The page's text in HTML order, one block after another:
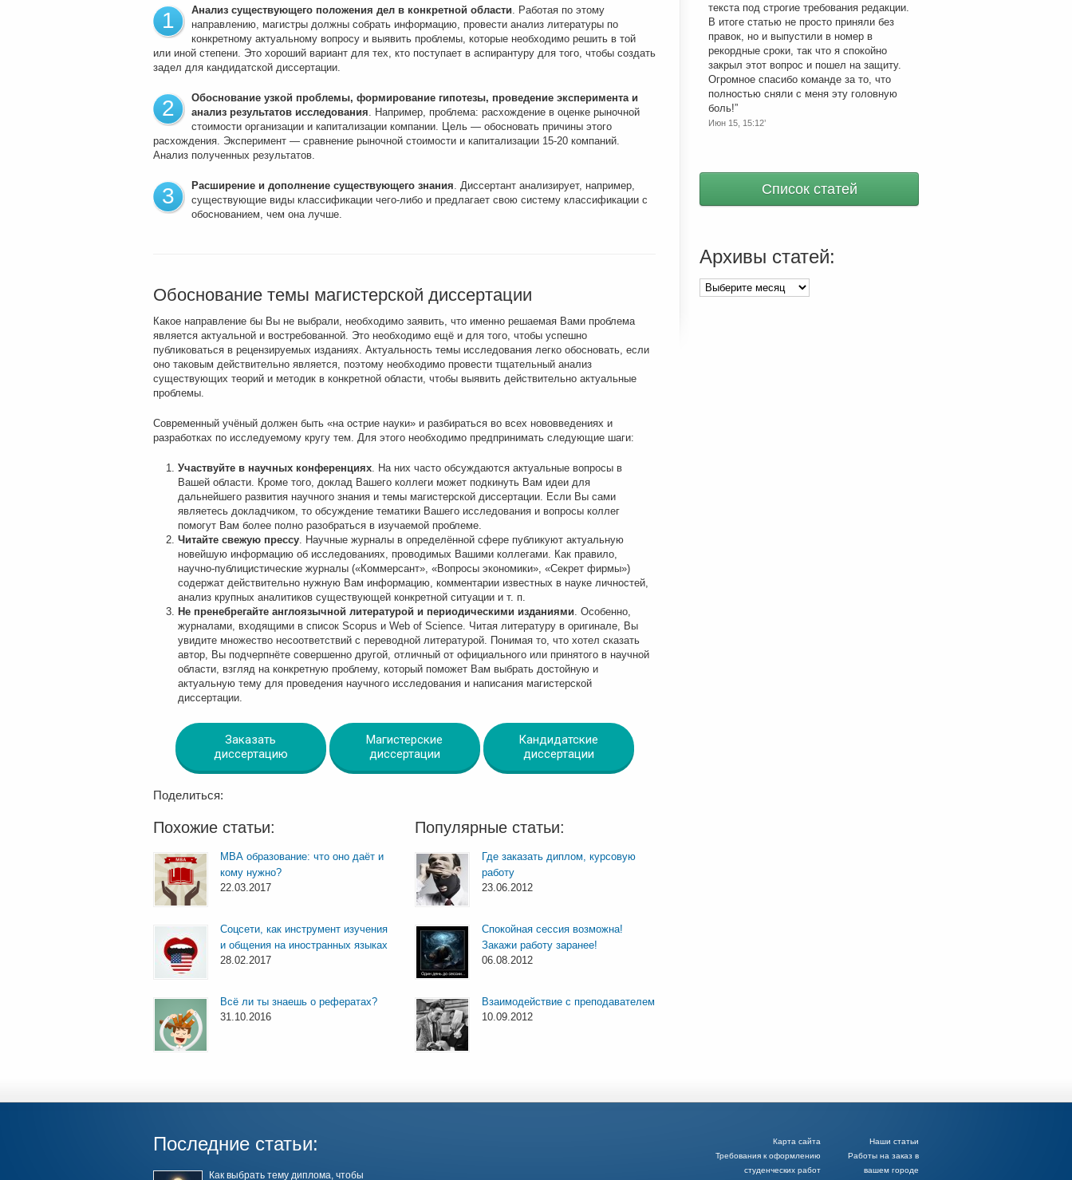
1 Анализ существующего положения дел в конкретной области . Работая по этому
направлению, магистры должны собрать информацию, провести анализ литературы по
конкретному актуальному вопросу и выявить проблемы, которые необходимо решить в той
или иной степени. Это хороший вариант для тех, кто поступает в аспирантуру для того, чтобы создать
задел для кандидатской диссертации.
2
Обоснование узкой проблемы, формирование гипотезы, проведение эксперимента и
анализ результатов исследования . Например, проблема: расхождение в оценке рыночной
стоимости организации и капитализации компании. Цель — обосновать причины этого
расхождения. Эксперимент — сравнение рыночной стоимости и капитализации 15-20 компаний.
Анализ полученных результатов.
3 Расширение и дополнение существующего знания . Диссертант анализирует, например,
существующие виды классификации чего-либо и предлагает свою систему классификации с
обоснованием, чем она лучше.
Обоснование темы магистерской диссертации
Какое направление бы Вы не выбрали, необходимо заявить, что именно решаемая Вами проблема
является актуальной и востребованной. Это необходимо ещё и для того, чтобы успешно
публиковаться в рецензируемых изданиях. Актуальность темы исследования легко обосновать, если
оно таковым действительно является, поэтому необходимо провести тщательный анализ
существующих теорий и методик в конкретной области, чтобы выявить действительно актуальные
проблемы.
Современный учёный должен быть «на острие науки» и разбираться во всех нововведениях и
разработках по исследуемому кругу тем. Для этого необходимо предпринимать следующие шаги:
Участвуйте в научных конференциях. На них часто обсуждаются актуальные вопросы в
Вашей области. Кроме того, доклад Вашего коллеги может подкинуть Вам идеи для
дальнейшего развития научного знания и темы магистерской диссертации. Если Вы сами
являетесь докладчиком, то обсуждение тематики Вашего исследования и вопросы коллег
помогут Вам более полно разобраться в изучаемой проблеме.
Читайте свежую прессу. Научные журналы в определённой сфере публикуют актуальную
новейшую информацию об исследованиях, проводимых Вашими коллегами. Как правило,
научно-публицистические журналы («Коммерсант», «Вопросы экономики», «Секрет фирмы»)
содержат действительно нужную Вам информацию, комментарии известных в науке личностей,
анализ крупных аналитиков существующей конкретной ситуации и т. п.
Не пренебрегайте англоязычной литературой и периодическими изданиями. Особенно,
журналами, входящими в список Scopus и Web of Science. Читая литературу в оригинале, Вы
увидите множество несоответствий с переводной литературой. Понимая то, что хотел сказать
автор, Вы подчерпнёте совершенно другой, отличный от официального или принятого в научной
области, взгляд на конкретную проблему, который поможет Вам выбрать достойную и
актуальную тему для проведения научного исследования и написания магистерской
диссертации.
Заказать
диссертацию
Магистерские
диссертации
Кандидатские
диссертации
Поделиться:
Похожие статьи:
МВА образование: что оно даёт и
кому нужно?
22.03.2017
Соцсети, как инструмент изучения
и общения на иностранных языках
28.02.2017
Всё ли ты знаешь о рефератах?
31.10.2016
Популярные статьи:
Где заказать диплом, курсовую
работу
23.06.2012
Спокойная сессия возможна!
Закажи работу заранее!
06.08.2012
Взаимодействие с преподавателем
10.09.2012
текста под строгие требования редакции.
В итоге статью не просто приняли без
правок, но и выпустили в номер в
рекордные сроки, так что я спокойно
закрыл этот вопрос и пошел на защиту.
Огромное спасибо команде за то, что
полностью сняли с меня эту головную
боль!”
Июн 15, 15:12’
Список статей
Архивы статей:
Архивы
статей:
Последние статьи:
Как выбрать тему диплома, чтобы
Карта сайта
Требования к оформлению
студенческих работ
Наши статьи
Работы на заказ в
вашем городе